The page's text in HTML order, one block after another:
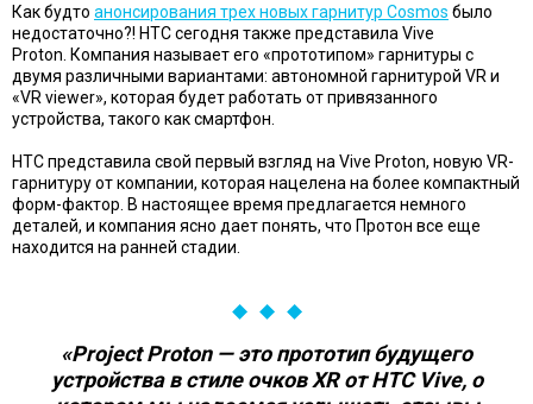
Как будто анонсирования трех новых гарнитур Cosmos было
недостаточно?! HTC сегодня также представила Vive
Proton. Компания называет его «прототипом» гарнитуры с
двумя различными вариантами: автономной гарнитурой VR и
«VR viewer», которая будет работать от привязанного
устройства, такого как смартфон.
HTC представила свой первый взгляд на Vive Proton, новую VR-
гарнитуру от компании, которая нацелена на более компактный
форм-фактор. В настоящее время предлагается немного
деталей, и компания ясно дает понять, что Протон все еще
находится на ранней стадии.
«Project Proton — это прототип будущего
устройства в стиле очков XR от HTC Vive, о